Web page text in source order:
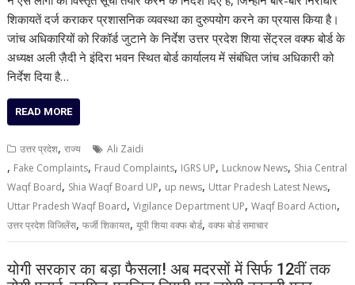
शिकायतें दर्ज कराकर प्रशासनिक व्यवस्था का दुरुपयोग करने का प्रयास किया है।
जांच अधिकारियों को रिकॉर्ड जुटाने के निर्देश उत्तर प्रदेश शिया सेंट्रल वक्फ बोर्ड के
अध्यक्ष अली ज़ैदी ने इंदिरा भवन स्थित बोर्ड कार्यालय में संबंधित जांच अधिकारी को
निर्देश दिया है…
READ MORE
उत्तर प्रदेश,राज्य Ali Zaidi
, Fake Complaints, Fraud Complaints, IGRS UP, Lucknow News, Shia Central
Waqf Board, Shia Waqf Board UP, up news, Uttar Pradesh Latest News,
Uttar Pradesh Waqf Board,Vigilance Department UP,Waqf Board Action,
उत्तर प्रदेश विजिलेंस,फर्जी शिकायत,यूपी शिया वक्फ बोर्ड,वक्फ बोर्ड समाचार
योगी सरकार का बड़ा फैसला! अब मदरसों में सिर्फ 12वीं तक